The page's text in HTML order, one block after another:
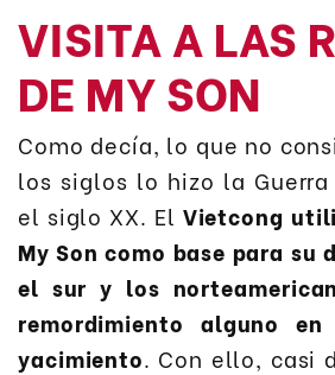
VISITA A LAS
DE MY SON
Como decía, lo que no
los siglos lo hizo la
el siglo XX. El Vietcong
My Son como base para su
el sur y los
remordimiento alguno
yacimiento. Con ello, casi